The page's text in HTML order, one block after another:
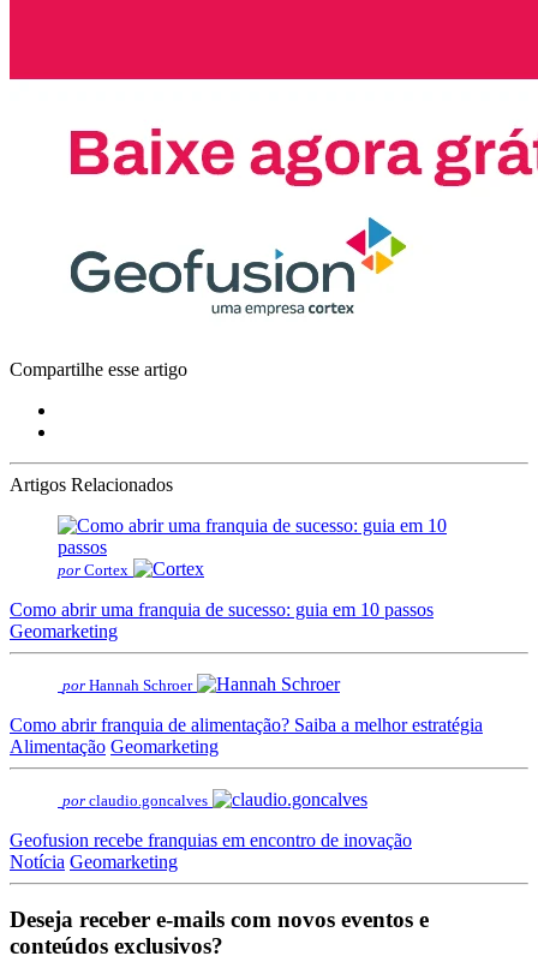
Compartilhe esse artigo
Artigos Relacionados
por Cortex
Como abrir uma franquia de sucesso: guia em 10 passos
Geomarketing
por Hannah Schroer
Como abrir franquia de alimentação? Saiba a melhor estratégia
Alimentação Geomarketing
por claudio.goncalves
Geofusion recebe franquias em encontro de inovação
Notícia Geomarketing
Deseja receber e-mails com novos eventos e
conteúdos exclusivos?